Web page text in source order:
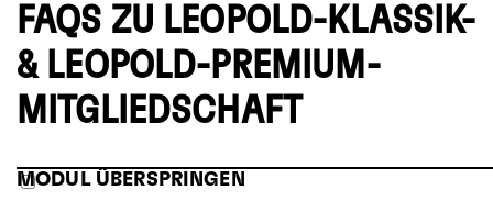
FAQS ZU LEOPOLD-KLASSIK-
& LEOPOLD-PREMIUM-
MITGLIEDSCHAFT
MODUL ÜBERSPRINGEN